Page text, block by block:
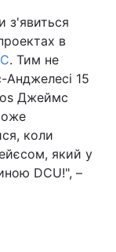
з'явиться
в
. Тим не
15
Джеймс
коли
який у
DCU!", –